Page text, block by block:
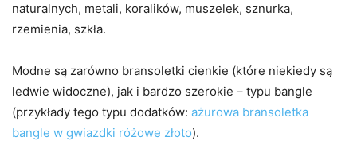
naturalnych, metali, koralików, muszelek, sznurka,
rzemienia, szkła.
Modne są zarówno bransoletki cienkie (które niekiedy są
ledwie widoczne), jak i bardzo szerokie – typu bangle
(przykłady tego typu dodatków: ażurowa bransoletka
bangle w gwiazdki różowe złoto).